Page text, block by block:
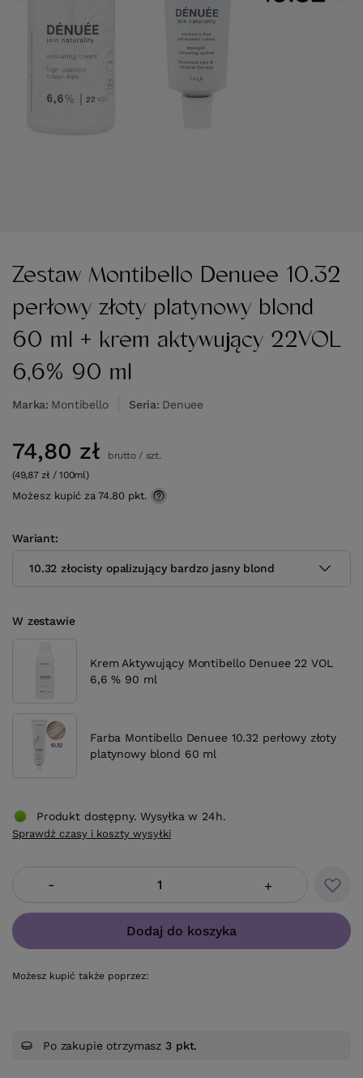
Zestaw Montibello Denuee 10.32
perłowy złoty platynowy blond
60 ml + krem aktywujący 22VOL
6,6% 90 ml
Marka Montibello Seria Denuee
W zestawie
Krem Aktywujący Montibello Denuee 22 VOL
6,6 % 90 ml
Farba Montibello Denuee 10.32 perłowy złoty
platynowy blond 60 ml
Wariant
10.32 złocisty opalizujący bardzo jasny blond
74,80 zł brutto/ szt.
(49,87 zł / 100ml)
Możesz kupić za 74.80 pkt.
- +
Dodaj do koszyka
Możesz kupić także poprzez:
Produkt dostępny. Wysyłka w 24h.
Sprawdź czasy i koszty wysyłki
Po zakupie otrzymasz 3 pkt.